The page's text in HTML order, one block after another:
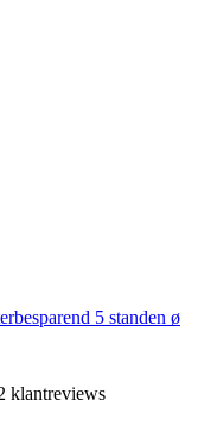
5 standen ø
klantreviews